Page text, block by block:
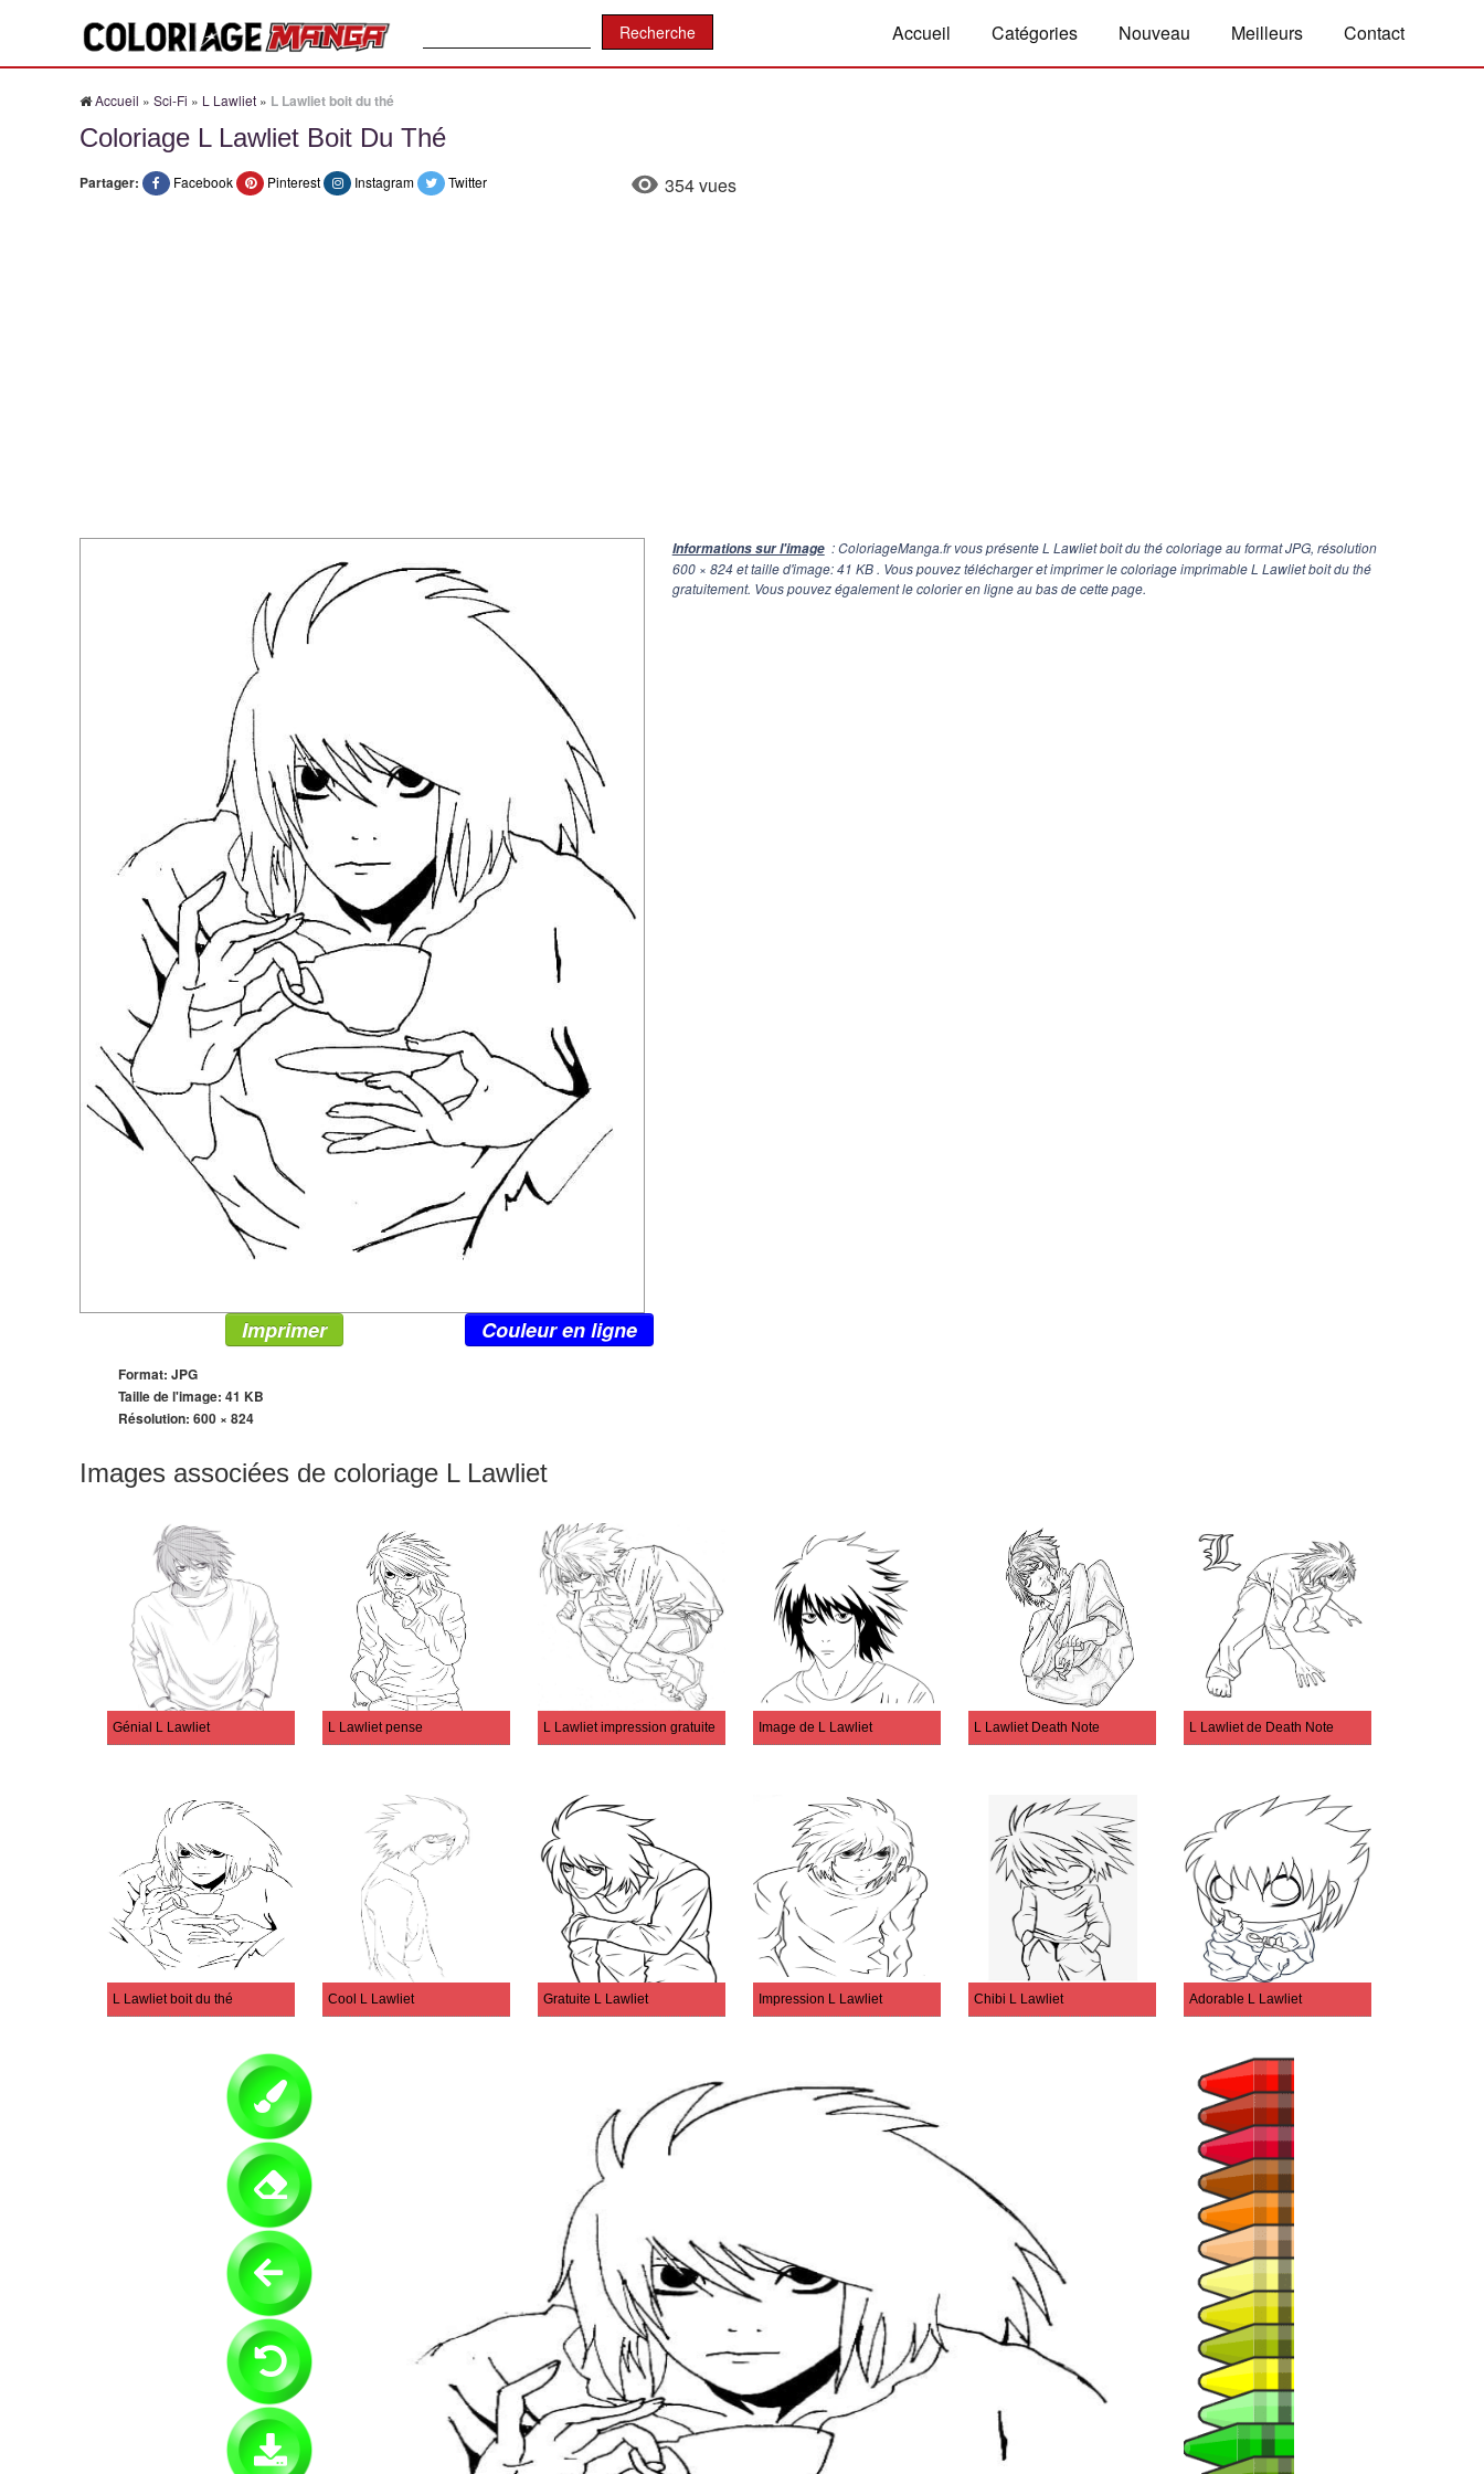
Accueil Catégories Nouveau Meilleurs Contact
Accueil » Sci-Fi » L Lawliet » L Lawliet boit du thé
Coloriage L Lawliet Boit Du Thé
Partager: Facebook Pinterest Instagram Twitter 354 vues
Informations sur l'image : ColoriageManga.fr vous présente L Lawliet boit du thé coloriage au format JPG, résolution
600 × 824et taille d'image: 41 KB . Vous pouvez télécharger et imprimer le coloriage imprimable L Lawliet boit du thé
gratuitement. Vous pouvez également le colorier en ligne au bas de cette page.
Imprimer Couleur en ligne
Format: JPG
Taille de l'image: 41 KB
Résolution: 600 × 824
Images associées de coloriage L Lawliet
Génial L Lawliet L Lawliet pense L Lawliet impression gratuite Image de L Lawliet L Lawliet Death Note L Lawliet de Death Note
L Lawliet boit du thé Cool L Lawliet Gratuite L Lawliet Impression L Lawliet Chibi L Lawliet Adorable L Lawliet